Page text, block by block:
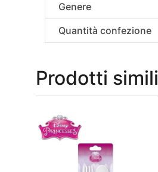
Genere
Quantità confezione
Prodotti simili